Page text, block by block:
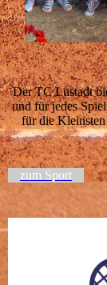
Der TC Lustadt
und für jedes
für die
zum Sport